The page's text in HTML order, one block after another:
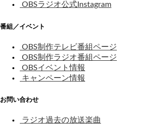
OBSラジオ公式Instagram
番組／イベント
OBS制作テレビ番組ページ
OBS制作ラジオ番組ページ
OBSイベント情報
キャンペーン情報
お問い合わせ
ラジオ過去の放送楽曲